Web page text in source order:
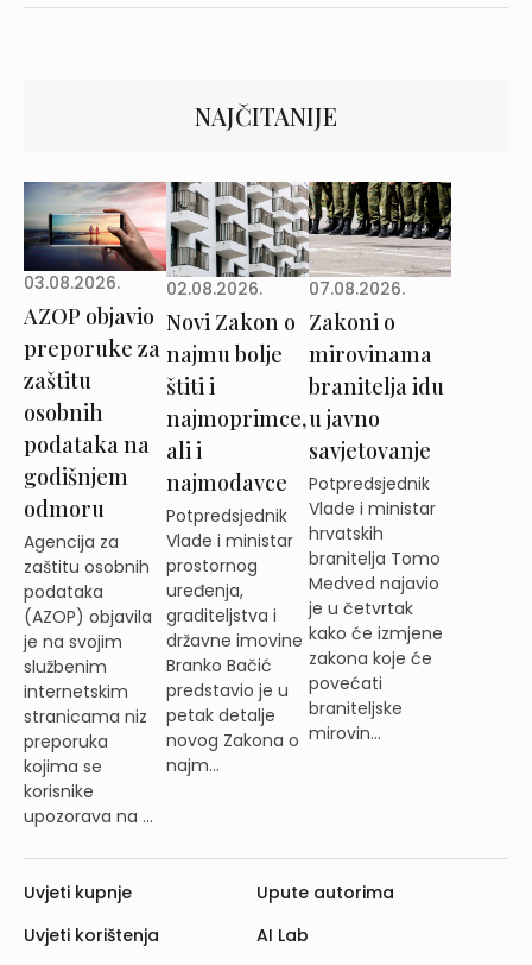
NAJČITANIJE
03.08.2026.
AZOP objavio
preporuke za
zaštitu
osobnih
podataka na
godišnjem
odmoru
Agencija za
zaštitu osobnih
podataka
(AZOP) objavila
je na svojim
službenim
internetskim
stranicama niz
preporuka
kojima se
korisnike
upozorava na ...
02.08.2026.
Novi Zakon o
najmu bolje
štiti i
najmoprimce,
ali i
najmodavce
Potpredsjednik
Vlade i ministar
prostornog
uređenja,
graditeljstva i
državne imovine
Branko Bačić
predstavio je u
petak detalje
novog Zakona o
najm...
07.08.2026.
Zakoni o
mirovinama
branitelja idu
u javno
savjetovanje
Potpredsjednik
Vlade i ministar
hrvatskih
branitelja Tomo
Medved najavio
je u četvrtak
kako će izmjene
zakona koje će
povećati
braniteljske
mirovin...
Uvjeti kupnje
Uvjeti korištenja
Upute autorima
AI Lab